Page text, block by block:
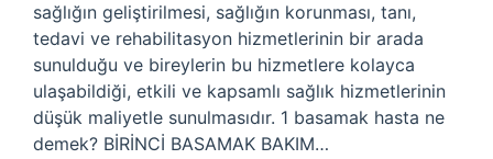
sağlığın geliştirilmesi, sağlığın korunması, tanı,
tedavi ve rehabilitasyon hizmetlerinin bir arada
sunulduğu ve bireylerin bu hizmetlere kolayca
ulaşabildiği, etkili ve kapsamlı sağlık hizmetlerinin
düşük maliyetle sunulmasıdır. 1 basamak hasta ne
demek? BİRİNCİ BASAMAK BAKIM…